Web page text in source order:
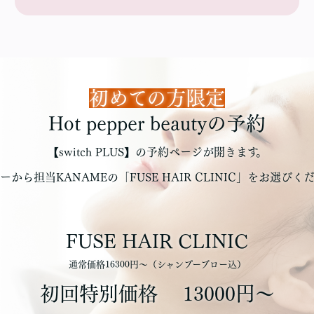
初めての方限定
Hot pepper beautyの予約
【switch PLUS】の予約ページが開きます。
から担当KANAMEの「FUSE HAIR CLINIC」をお選びく
FUSE HAIR CLINIC
通常価格16300円〜（シャンプーブロー込）
初回特別価格 13000円〜